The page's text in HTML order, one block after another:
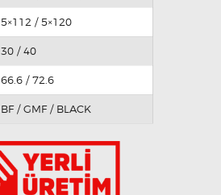
5×112 / 5×120
30 / 40
66.6 / 72.6
BF / GMF / BLACK